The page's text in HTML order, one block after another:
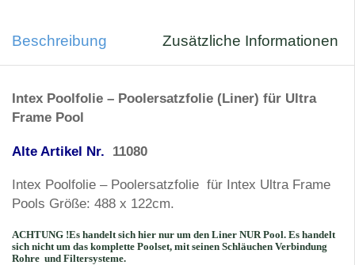
Beschreibung Zusätzliche Informationen
Intex Poolfolie – Poolersatzfolie (Liner) für Ultra
Frame Pool
Alte Artikel Nr. 11080
Intex Poolfolie – Poolersatzfolie für Intex Ultra Frame
Pools Größe: 488 x 122cm.
ACHTUNG !Es handelt sich hier nur um den Liner NUR Pool. Es handelt
sich nicht um das komplette Poolset, mit seinen Schläuchen Verbindung
Rohre und Filtersysteme.